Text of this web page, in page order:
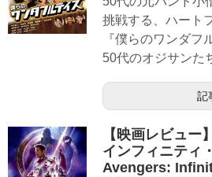
挑戦する、ハート
『僕らのワンダフ
50代のオジサンた
記
【映画レビュー
インフィニティ
Avengers: